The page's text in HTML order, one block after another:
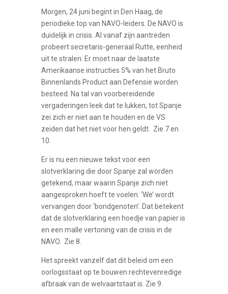
Morgen, 24 juni begint in Den Haag, de
periodieke top van NAVO-leiders. De NAVO is
duidelijk in crisis. Al vanaf zijn aantreden
probeert secretaris-generaal Rutte, eenheid
uit te stralen. Er moet naar de laatste
Amerikaanse instructies 5% van het Bruto
Binnenlands Product aan Defensie worden
besteed. Na tal van voorbereidende
vergaderingen leek dat te lukken, tot Spanje
zei zich er niet aan te houden en de VS
zeiden dat het niet voor hen geldt. Zie 7 en
10.
Er is nu een nieuwe tekst voor een
slotverklaring die door Spanje zal worden
getekend, maar waarin Spanje zich niet
aangesproken hoeft te voelen. ‘We’ wordt
vervangen door ‘bondgenoten’. Dat betekent
dat de slotverklaring een hoedje van papier is
en een malle vertoning van de crisis in de
NAVO. Zie 8.
Het spreekt vanzelf dat dit beleid om een
oorlogsstaat op te bouwen rechtevenredige
afbraak van de welvaartstaat is. Zie 9.